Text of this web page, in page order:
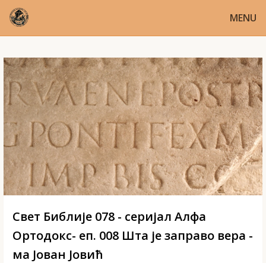
MENU
Свет Библије 078 - серијал Алфа
Ортодокс- еп. 008 Шта је заправо вера -
ма Joван Јовић